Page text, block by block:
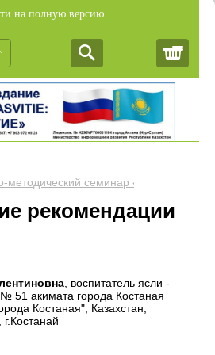
на полную версию
методический семинар «Обобщение
рекомендации
, воспитатель ясли -
51 акимата города Костаная
Костаная", Казахстан,